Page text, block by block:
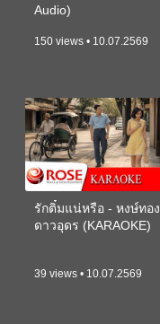
Audio)
150 views • 10.07.2569
รักติ๋มแน่หรือ - หงษ์ทอง
ดาวอุดร (KARAOKE)
39 views • 10.07.2569